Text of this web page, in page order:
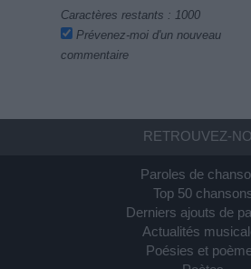
Caractères restants : 1000
Prévenez-moi d'un nouveau
commentaire
RETROUVEZ-
Paroles de
Top 50
Derniers ajouts de
Actualités
Poésies et